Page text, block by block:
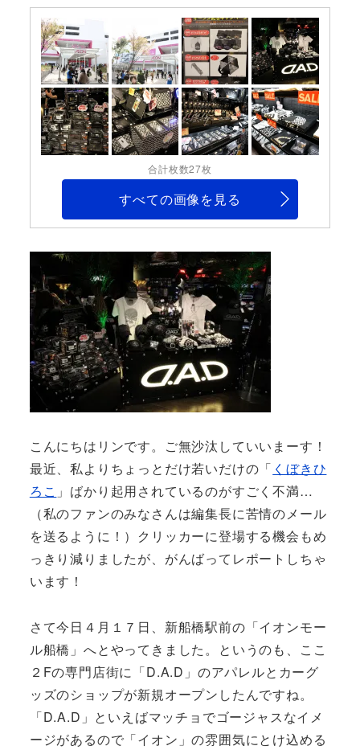
合計枚数27枚
すべての画像を見る
こんにちはリンです。ご無沙汰していいまーす！
最近、私よりちょっとだけ若いだけの「 くぼきひ
ろこ 」ばかり起用されているのがすごく不満…
（私のファンのみなさんは編集長に苦情のメール
を送るように！）クリッカーに登場する機会もめ
っきり減りましたが、がんばってレポートしちゃ
います！
さて今日４月１７日、新船橋駅前の「イオンモー
ル船橋」へとやってきました。というのも、ここ
２Fの専門店街に「D.A.D」のアパレルとカーグ
ッズのショップが新規オープンしたんですね。
「D.A.D」といえばマッチョでゴージャスなイメ
ージがあるので「イオン」の雰囲気にとけ込める